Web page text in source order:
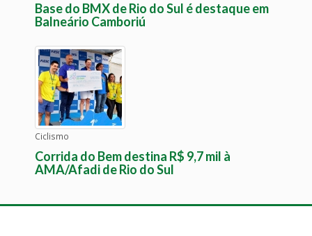
Base do BMX de Rio do Sul é destaque em
Balneário Camboriú
Ciclismo
Corrida do Bem destina R$ 9,7 mil à
AMA/Afadi de Rio do Sul